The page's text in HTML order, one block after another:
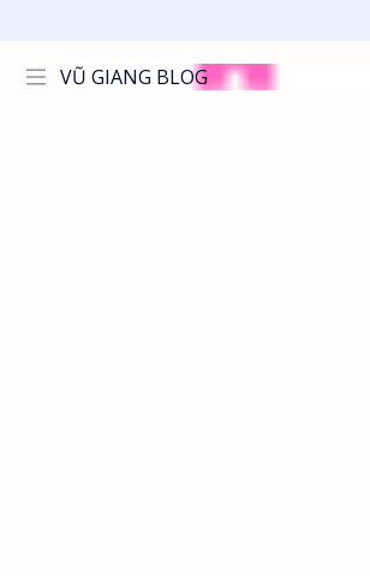
VŨ GIANG BLOG